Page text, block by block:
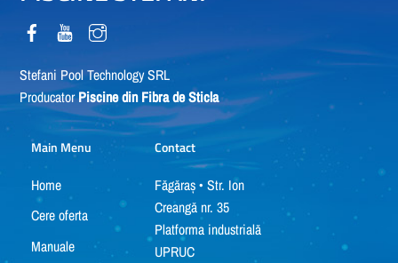
pagina
produsului.
Stefani Pool Technology SRL
ProducatorPiscine din Fibra de Sticla
Main Menu
Home
Cere oferta
Manuale
Contact
Făgăraș • Str. Ion
Creangă nr. 35
Platforma industrială
UPRUC